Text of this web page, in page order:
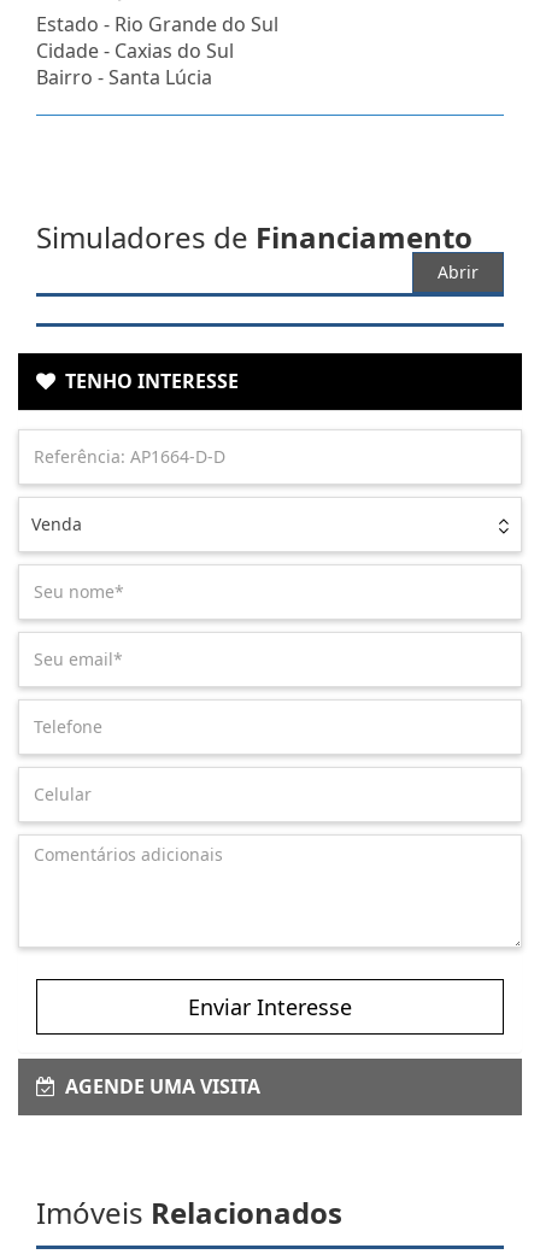
Estado - Rio Grande do Sul
Cidade - Caxias do Sul
Bairro -Santa Lúcia
Simuladores de Financiamento
Abrir
TENHO INTERESSE
Venda
Enviar Interesse
AGENDE UMA VISITA
Imóveis Relacionados